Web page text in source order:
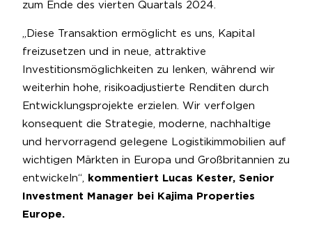
zum Ende des vierten Quartals 2024.
„Diese Transaktion ermöglicht es uns, Kapital
freizusetzen und in neue, attraktive
Investitionsmöglichkeiten zu lenken, während wir
weiterhin hohe, risikoadjustierte Renditen durch
Entwicklungsprojekte erzielen. Wir verfolgen
konsequent die Strategie, moderne, nachhaltige
und hervorragend gelegene Logistikimmobilien auf
wichtigen Märkten in Europa und Großbritannien zu
entwickeln“,
kommentiert Lucas Kester, Senior
Investment Manager bei Kajima Properties
Europe.